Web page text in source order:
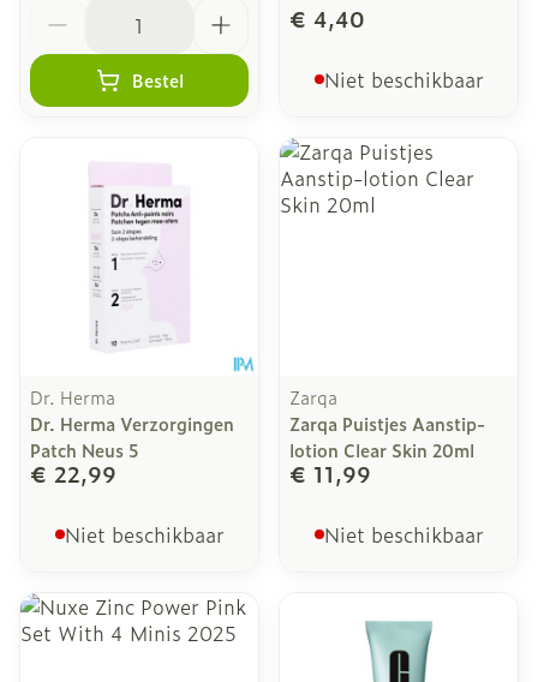
Bestel
€ 4,40
Niet beschikbaar
Dr. Herma
Dr. Herma Verzorgingen
Patch Neus 5
€ 22,99
Niet beschikbaar
Zarqa
Zarqa Puistjes Aanstip-
lotion Clear Skin 20ml
€ 11,99
Niet beschikbaar